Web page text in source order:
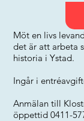
Möt en livs
det är att arbeta
historia i Ystad.
Ingår i
Anmälan till
öppettid 0411-